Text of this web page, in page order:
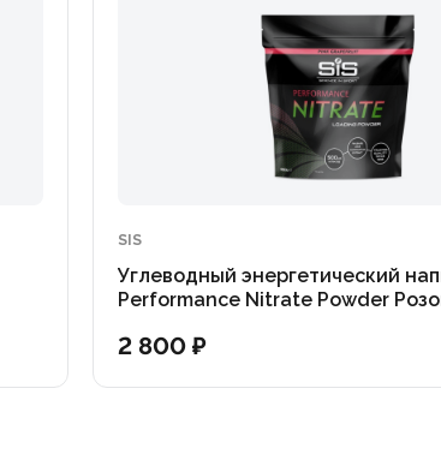
SIS
Углеводный энергетический
Performance Nitrate Powder
2 800 ₽